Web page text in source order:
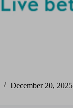
December 20, 2025